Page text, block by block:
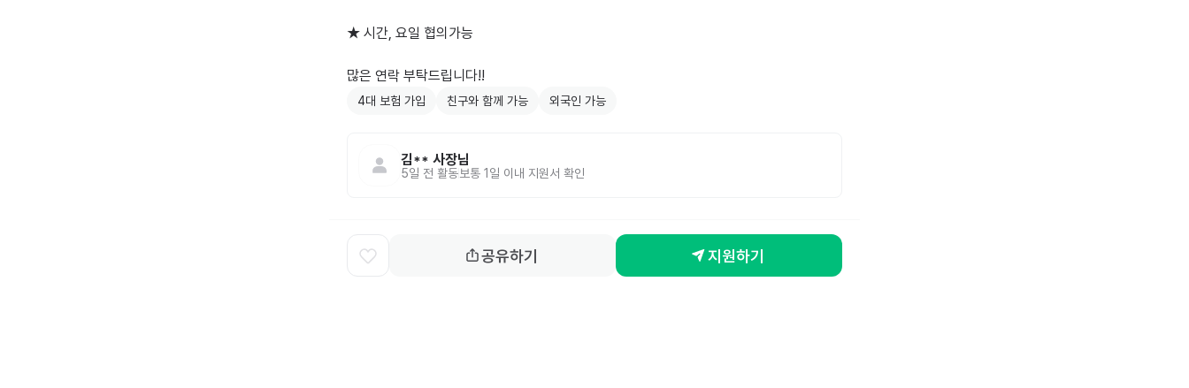
★ 시간, 요일 협의가능
많은 연락 부탁드립니다!!
4대 보험 가입 친구와 함께 가능 외국인 가능
김** 사장님
5일 전 활동 보통 1일 이내 지원서 확인
공유하기 지원하기